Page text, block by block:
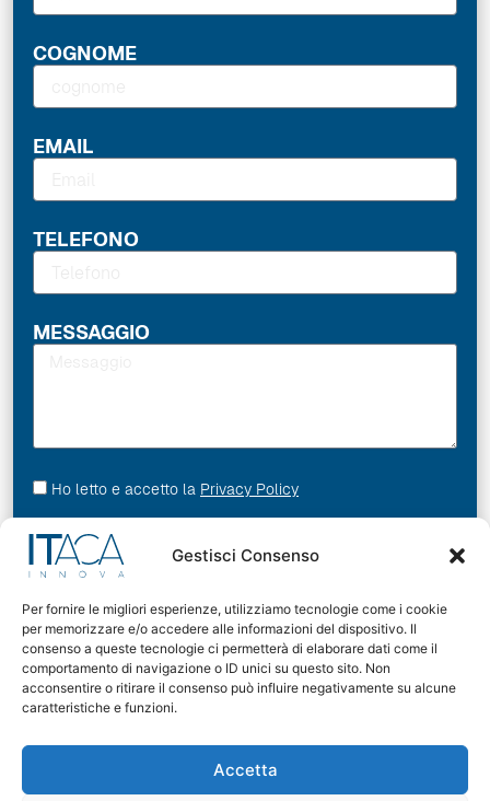
Gestisci Consenso
Per fornire le migliori esperienze, utilizziamo tecnologie come i cookie
per memorizzare e/o accedere alle informazioni del dispositivo. Il
consenso a queste tecnologie ci permetterà di elaborare dati come il
comportamento di navigazione o ID unici su questo sito. Non
acconsentire o ritirare il consenso può influire negativamente su alcune
caratteristiche e funzioni.
Accetta
COGNOME
EMAIL
TELEFONO
MESSAGGIO
Ho letto e accetto la Privacy Policy
INVIA
Sede legale:
Viale Santa Panagia n°141 b – 96100 Siracusa
presso il Centro Direzionale Palazzo di Vetro